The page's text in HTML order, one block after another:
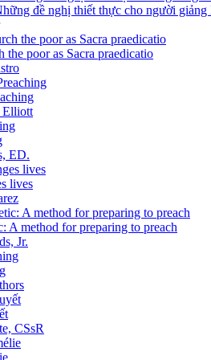
đề nghị thiết thực cho người giảng
the poor as Sacra praedicatio
Elliott
ED.
lives
A method for preparing to preach
Jr.
CSsR